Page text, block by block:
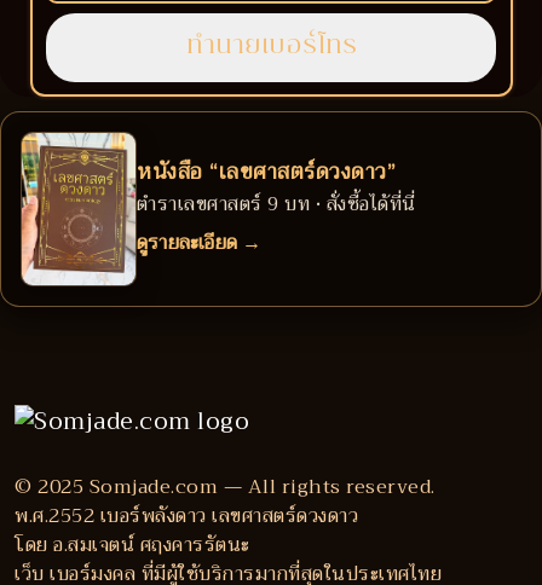
หนังสือ “เลขศาสตร์ดวงดาว”
ตำราเลขศาสตร์ 9 บท • สั่งซื้อได้ที่นี่
ดูรายละเอียด →
© 2025 Somjade.com — All rights reserved.
พ.ศ.2552 เบอร์พลังดาว เลขศาสตร์ดวงดาว
โดย อ.สมเจตน์ ศฤงคารรัตนะ
เว็บ เบอร์มงคล ที่มีผู้ใช้บริการมากที่สุดในประเทศไทย